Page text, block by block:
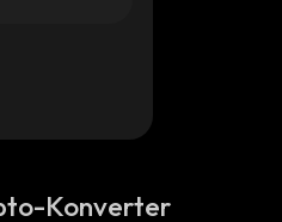
Konverter